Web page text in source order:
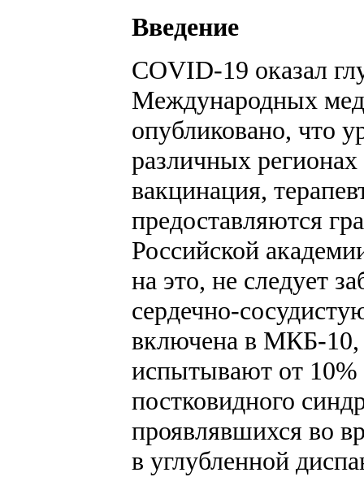
Введение
COVID-19 оказал
Международных
опубликовано, что
различных
вакцинация,
предоставляются
Российской
на это, не следует
сердечно-
включена в МКБ-10,
испытывают от 10%
постковидного
проявлявшихся во
в углубленной